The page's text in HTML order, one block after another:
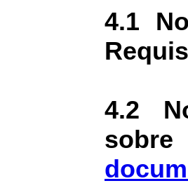
4.1
4.2